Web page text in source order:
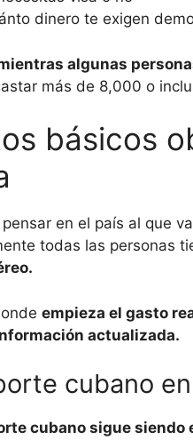
dinero te exigen
algunas
más de 8,000 o
básicos
en el país al que
todas las personas
empieza el gasto
actualizada.
cubano
cubano sigue